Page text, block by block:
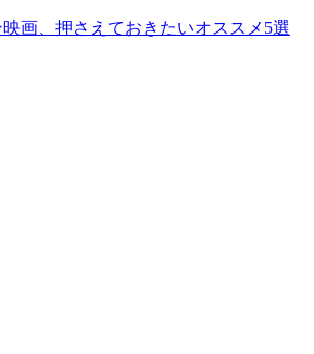
画、押さえておきたいオススメ5選